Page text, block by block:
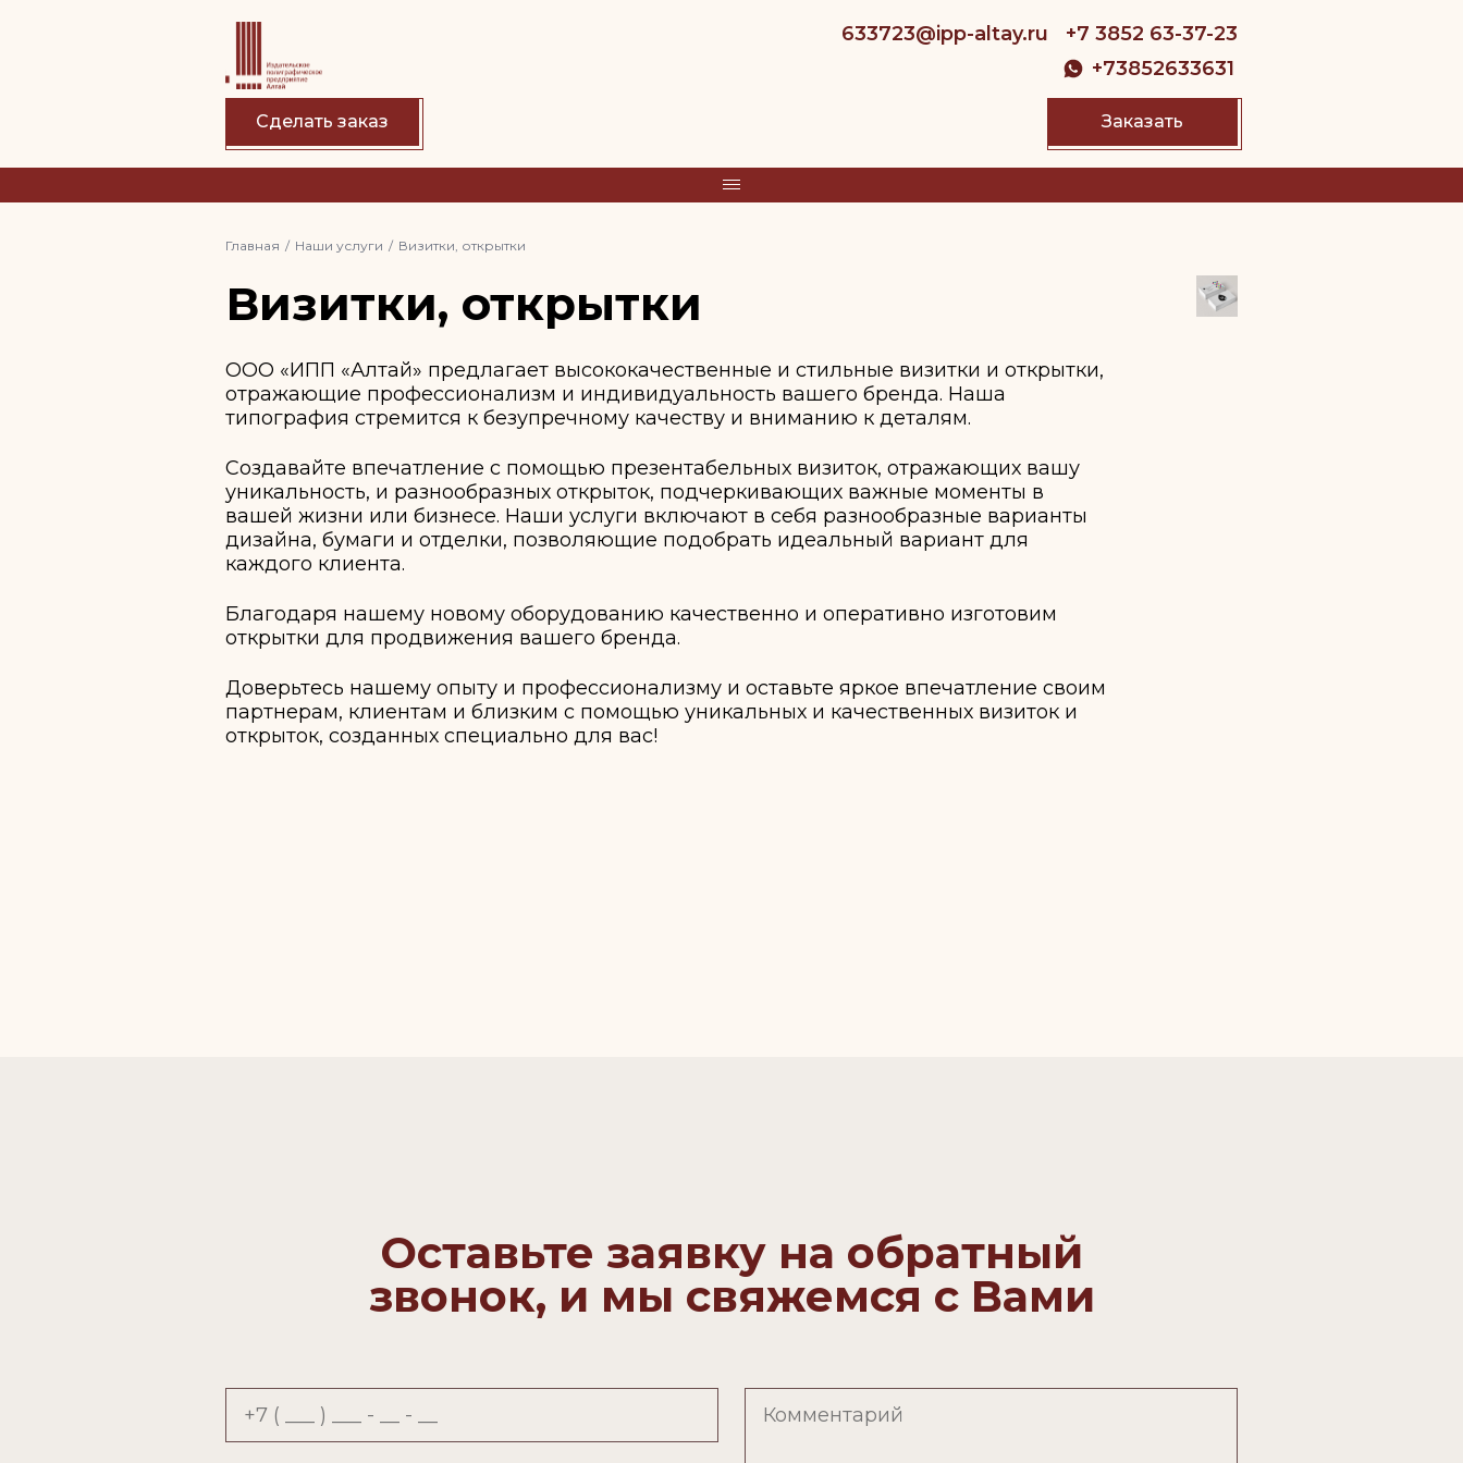
Сделать заказ
633723@ipp-altay.ru
+7 3852 63-37-23
+73852633631
Заказать
Главная Наши услуги Визитки, открытки
Визитки, открытки
ООО «ИПП «Алтай» предлагает высококачественные и стильные визитки и открытки,
отражающие профессионализм и индивидуальность вашего бренда. Наша
типография стремится к безупречному качеству и вниманию к деталям.
Создавайте впечатление с помощью презентабельных визиток, отражающих вашу
уникальность, и разнообразных открыток, подчеркивающих важные моменты в
вашей жизни или бизнесе. Наши услуги включают в себя разнообразные варианты
дизайна, бумаги и отделки, позволяющие подобрать идеальный вариант для
каждого клиента.
Благодаря нашему новому оборудованию качественно и оперативно изготовим
открытки для продвижения вашего бренда.
Доверьтесь нашему опыту и профессионализму и оставьте яркое впечатление своим
партнерам, клиентам и близким с помощью уникальных и качественных визиток и
открыток, созданных специально для вас!
Оставьте заявку на обратный
звонок, и мы свяжемся с Вами